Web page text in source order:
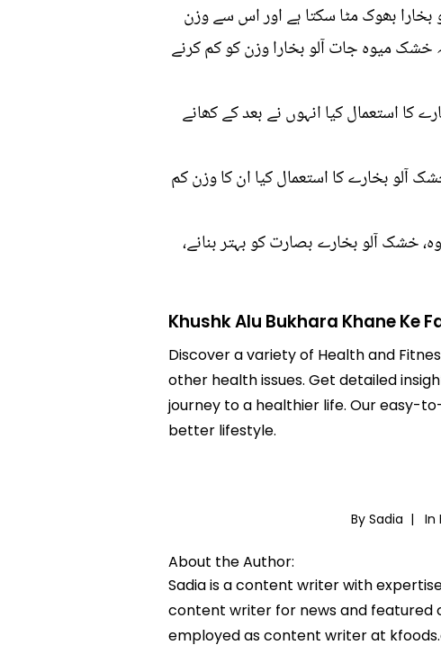
بھوک مٹا سکتا ہے اور اس سے وزن
میوہ جات آلو بخارا وزن کو کم کرنے
استعمال کیا انہوں نے بعد کے کھانے
بخارے کا استعمال کیا ان کا وزن کم
خشک آلو بخارے بصارت کو بہتر بنانے،
Khushk Alu Bukhara Khane Ke
Discover a variety of Health and
other health issues. Get detailed
journey to a healthier life. Our easy-
better lifestyle.
By Sadia | In
About the Author:
Sadia is a content writer with
content writer for news and featured
employed as content writer at